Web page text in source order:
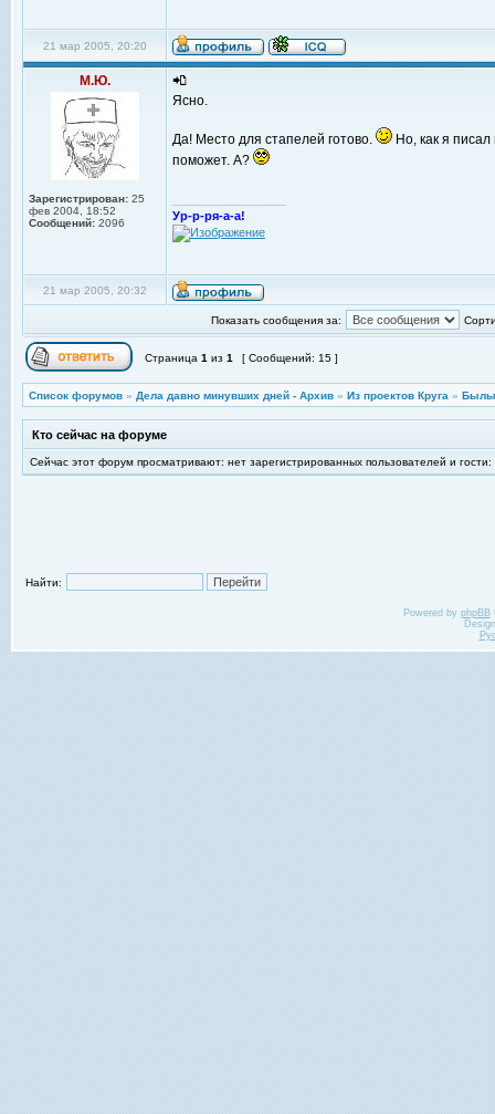
21 мар 2005, 20:20
М.Ю.
Зарегистрирован: 25
фев 2004, 18:52
Сообщений: 2096
Ясно.
Да! Место для стапелей готово.
Но, как я
поможет. А?
Ур-р-ря-а-а!
21 мар 2005, 20:32
Показать сообщения за:
Страница 1 из 1 [ Сообщений: 15 ]
Список форумов » Дела давно минувших дней - Архив » Из проектов Круга »
Кто сейчас на форуме
Сейчас этот форум просматривают: нет зарегистрированных пользователей и гости:
Найти:
Powered by phpBB